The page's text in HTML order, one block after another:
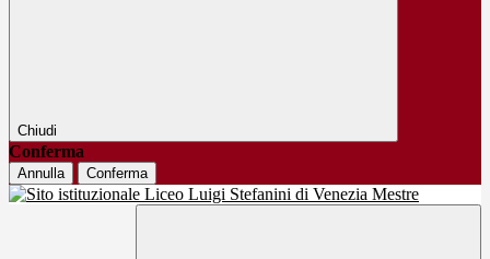
Chiudi
Conferma
Annulla Conferma